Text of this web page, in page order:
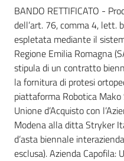
Dati del bando
BANDO RETTIFICATO -
dell’art. 76, comma 4, lett.
espletata mediante il
Regione Emilia Romagna
stipula di un contratto
la fornitura di protesi
piattaforma Robotica
Unione d’Acquisto con
Modena alla ditta Stryker
d’asta biennale
esclusa). Azienda Capofila: